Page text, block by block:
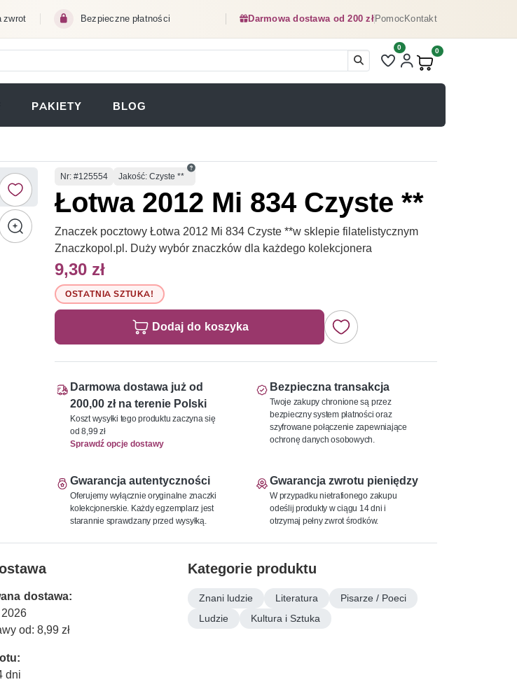
zwrot Bezpieczne płatności Darmowa dostawa od 200 złPomocKontakt
Liczba pozycji na liście
0
Produkty w koszyku:
0
PAKIETY BLOG
Numer
Nr: #125554 Jakość: Czyste **
Łotwa 2012 Mi 834 Czyste **
Znaczek pocztowy Łotwa 2012 Mi 834 Czyste **w sklepie filatelistycznym
Znaczkopol.pl. Duży wybór znaczków dla każdego kolekcjonera
9,30 zł
OSTATNIA SZTUKA!
Dodaj do koszyka
Darmowa dostawa już od
200,00 zł na terenie Polski
Koszt wysyłki tego produktu zaczyna się
od 8,99 zł
Sprawdź opcje dostawy
Bezpieczna transakcja
Twoje zakupy chronione są przez
bezpieczny system płatności oraz
szyfrowane połączenie zapewniające
ochronę danych osobowych.
Gwarancja autentyczności
Oferujemy wyłącznie oryginalne znaczki
kolekcjonerskie. Każdy egzemplarz jest
starannie sprawdzany przed wysyłką.
Gwarancja zwrotu pieniędzy
W przypadku nietrafionego zakupu
odeślij produkty w ciągu 14 dni i
otrzymaj pełny zwrot środków.
dostawa:
od: 8,99 zł
dni
Kategorie produktu
Znani ludzie Literatura
Pisarze / Poeci
Ludzie
Kultura i Sztuka